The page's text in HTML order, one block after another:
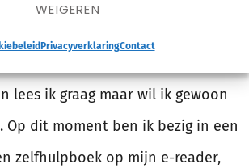
WEIGEREN
PrivacyverklaringContact
lees ik graag maar wil ik gewoon
dit moment ben ik bezig in een
zelfhulpboek op mijn e-reader,